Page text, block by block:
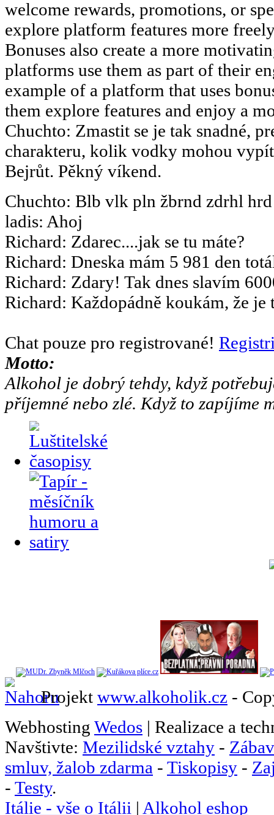
welcome rewards, promotions, or
explore platform features more
Bonuses also create a more
platforms use them as part of their
example of a platform that uses
them explore features and enjoy a
Chuchto: Zmastit se je tak snadné,
charakteru, kolik vodky mohou
Bejrůt. Pěkný víkend.
Chuchto: Blb vlk pln žbrnd zdrhl
ladis: Ahoj
Richard: Zdarec....jak se tu máte?
Richard: Dneska mám 5 981 den
Richard: Zdary! Tak dnes slavím
Richard: Každopádně koukám, že
Chat pouze pro registrované!
Motto:
Alkohol je dobrý tehdy, když
příjemné nebo zlé. Když to zapíjíme
Projekt www.alkoholik.cz -
Webhosting Wedos | Realizace a
Navštivte: Mezilidské vztahy -
smluv, žalob zdarma - Tiskopisy -
- Testy.
Itálie - vše o Itálii | Alkohol eshop